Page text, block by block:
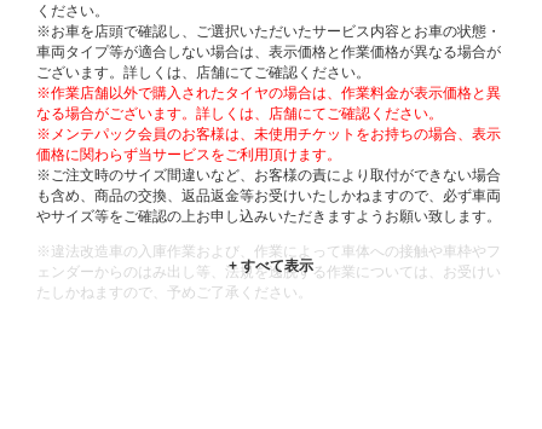
ください。
※お車を店頭で確認し、ご選択いただいたサービス内容とお車の状態・
車両タイプ等が適合しない場合は、表示価格と作業価格が異なる場合が
ございます。詳しくは、店舗にてご確認ください。
※作業店舗以外で購入されたタイヤの場合は、作業料金が表示価格と異
なる場合がございます。詳しくは、店舗にてご確認ください。
※メンテパック会員のお客様は、未使用チケットをお持ちの場合、表示
価格に関わらず当サービスをご利用頂けます。
※ご注文時のサイズ間違いなど、お客様の責により取付ができない場合
も含め、商品の交換、返品返金等お受けいたしかねますので、必ず車両
やサイズ等をご確認の上お申し込みいただきますようお願い致します。
※違法改造車の入庫作業および、作業によって車体への接触や車枠やフ
ェンダーからのはみ出し等、法規を逸脱する作業については、お受けい
たしかねますので、予めご了承ください。